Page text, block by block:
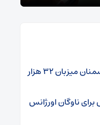
۲۷۹ پایگاه تابستانی استان سمنان میزبان ۳۲ هزار
آمبولانس برای ناوگان اورژانس